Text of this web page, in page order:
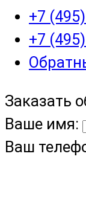
+7
+7
Заказать
Ваше имя:
Ваш